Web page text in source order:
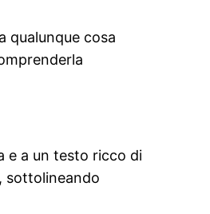
qualunque cosa
e a un testo ricco di
sottolineando